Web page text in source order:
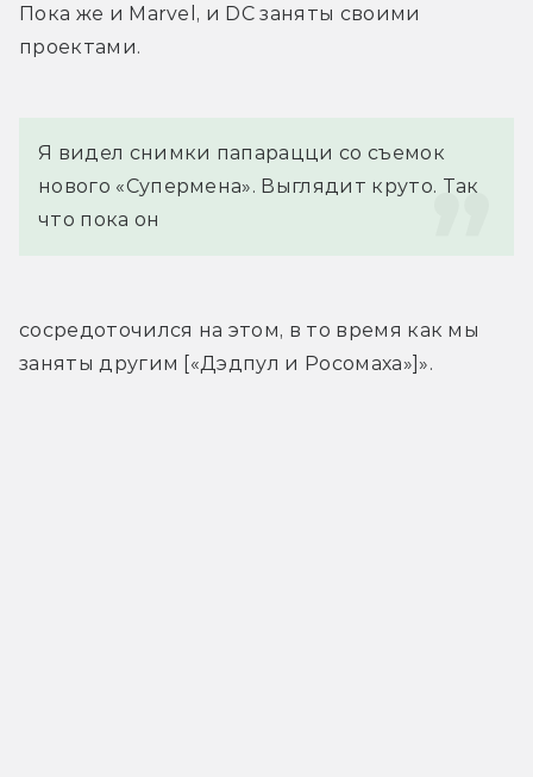
Пока же и Marvel, и DC заняты своими
проектами.
Я видел снимки папарацци со съемок
нового «Супермена». Выглядит круто. Так
что пока он
сосредоточился на этом, в то время как мы
заняты другим [«Дэдпул и Росомаха»]».